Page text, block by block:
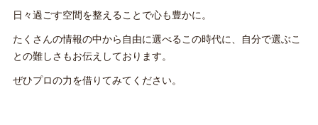
日々過ごす空間を整えることで心も豊かに。
たくさんの情報の中から自由に選べるこの時代に、自分で選ぶこ
との難しさもお伝えしております。
ぜひプロの力を借りてみてください。